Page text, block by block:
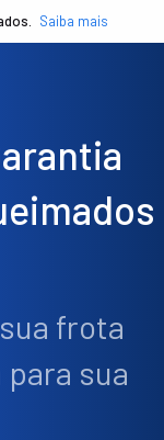
Saiba mais
frota
sua